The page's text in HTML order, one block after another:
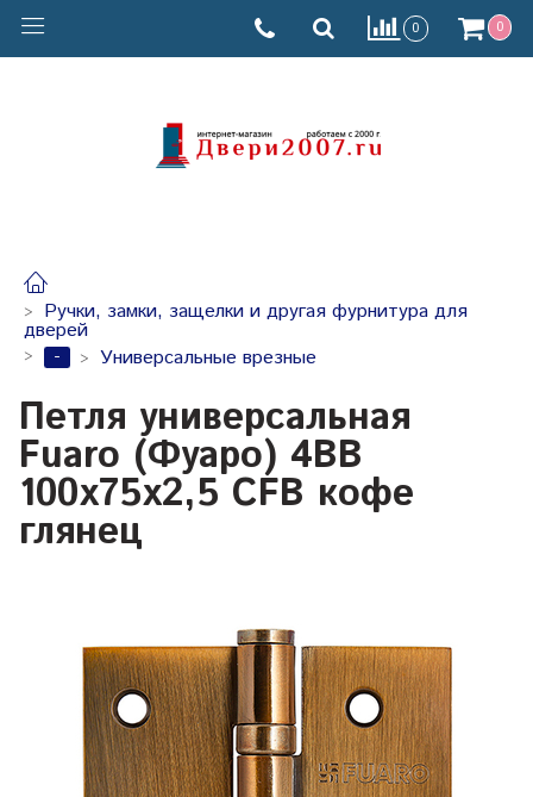
0 0
Ручки, замки, защелки и другая фурнитура для
дверей
-
Универсальные врезные
Петля универсальная
Fuaro (Фуаро) 4BB
100x75x2,5 CFB кофе
глянец